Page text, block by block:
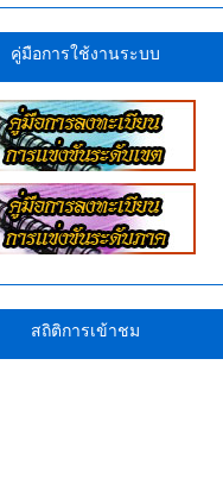
คู่มือการใช้งานระบบ
สถิติการเข้าชม